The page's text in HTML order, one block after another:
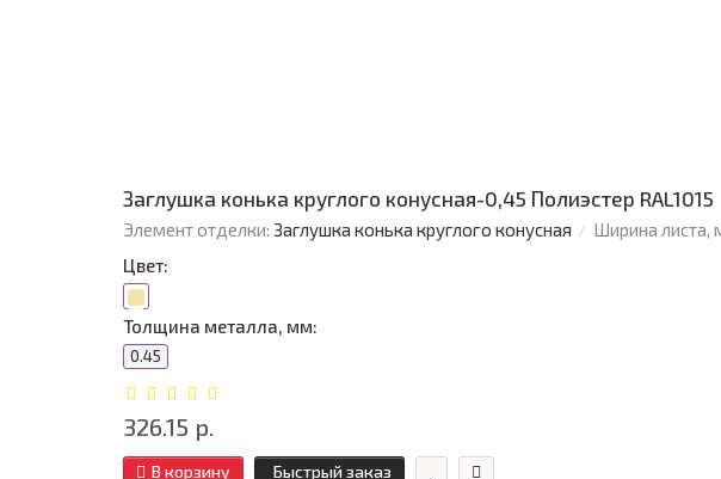
Заглушка конька круглого конусная-0,45 Полиэстер RAL1015
Элемент отделки: Заглушка конька круглого конусная Ширина листа,
Цвет:
Толщина металла, мм:
0.45
326.15 р.
В корзину Быстрый заказ